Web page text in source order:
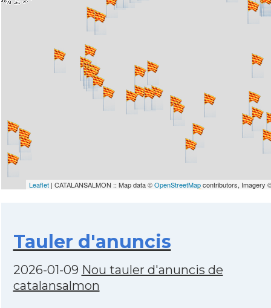
Leaflet | CATALANSALMON :: Map data ©OpenStreetMapcontributors, Imagery
Tauler d'anuncis
2026-01-09 Nou tauler d'anuncis de
catalansalmon